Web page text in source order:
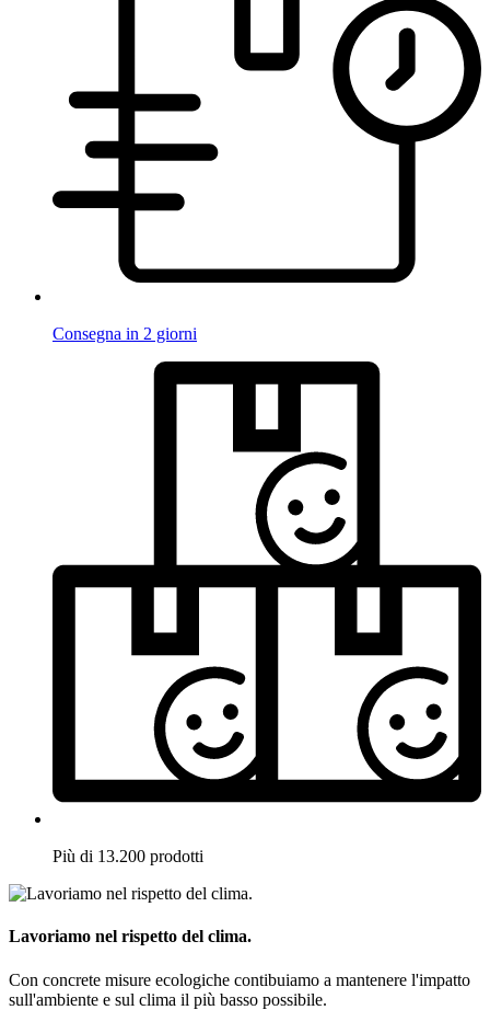
Consegna in 2 giorni
Più di 13.200 prodotti
Lavoriamo nel rispetto del clima.
Con concrete misure ecologiche contibuiamo a mantenere l'impatto
sull'ambiente e sul clima il più basso possibile.